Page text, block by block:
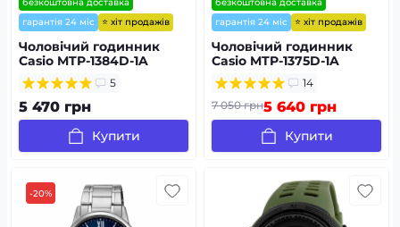
гарантія 24 міс
⭐ хіт продажів
Чоловічий годинник
Casio MTP-1384D-1A
5
5 470 грн
Купити
гарантія 24 міс
⭐ хіт продажів
Чоловічий годинник
Casio MTP-1375D-1A
14
7 050 грн5 640 грн
Купити
-20%